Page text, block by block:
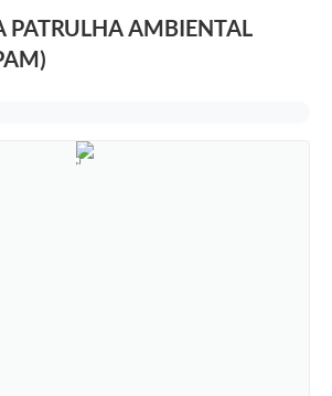
PATRULHA AMBIENTAL